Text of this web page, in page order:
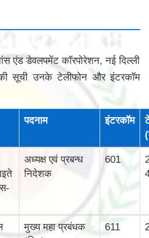
एंड डेवलपमेंट कॉरपोरेशन, नई दिल्‍ली
की सूची उनके टेलीफोन और इंटरकॉम
पदनाम इंटरकॉम
अध्यक्ष एवं प्रबन्ध
निदेशक
601
मुख्‍य महा प्रबंधक
611